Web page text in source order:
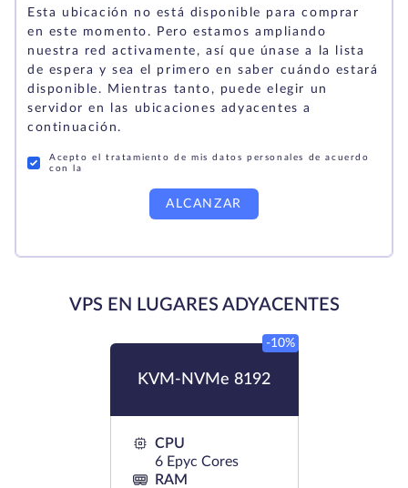
Esta ubicación no está disponible para comprar
en este momento. Pero estamos ampliando
nuestra red activamente, así que únase a la lista
de espera y sea el primero en saber cuándo estará
disponible. Mientras tanto, puede elegir un
servidor en las ubicaciones adyacentes a
continuación.
Acepto el tratamiento de mis datos personales de acuerdo
con la
ALCANZAR
VPS EN LUGARES ADYACENTES
KVM-NVMe 8192
-10%
CPU
6 Epyc Cores
RAM